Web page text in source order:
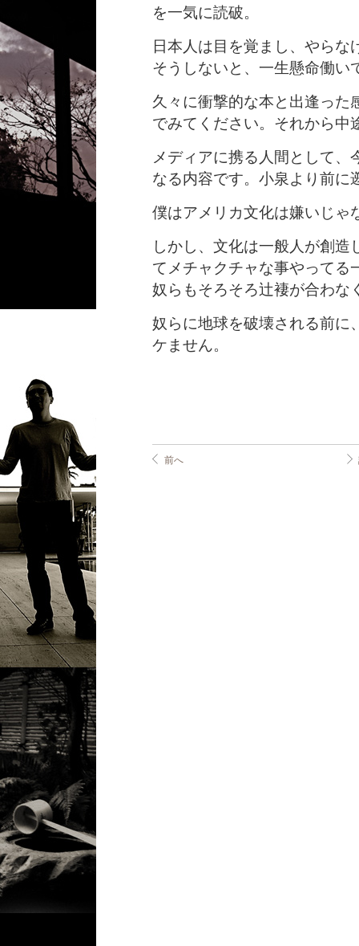
を一気に読破。
日本人は目を覚まし、やら
そうしないと、一生懸命働い
久々に衝撃的な本と出逢った
でみてください。それから中
メディアに携る人間として
なる内容です。小泉より前に
僕はアメリカ文化は嫌いじゃ
しかし、文化は一般人が創
てメチャクチャな事やってる
奴らもそろそろ辻褄が合わな
奴らに地球を破壊される前に
ケません。
前へ